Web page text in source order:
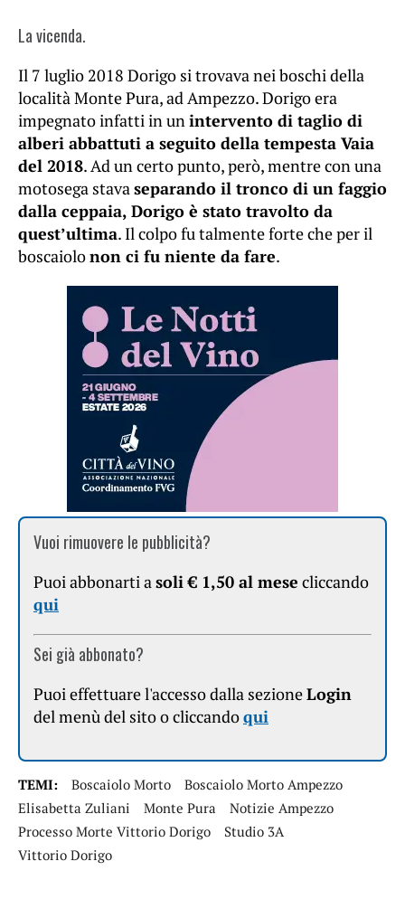
La vicenda.
Il 7 luglio 2018 Dorigo si trovava nei boschi della
località Monte Pura, ad Ampezzo. Dorigo era
impegnato infatti in unintervento di taglio di
alberi abbattuti a seguito della tempesta Vaia
del 2018. Ad un certo punto, però, mentre con una
motosega stavaseparando il tronco di un faggio
dalla ceppaia, Dorigo è stato travolto da
quest’ultima. Il colpo fu talmente forte che per il
boscaiolonon ci fu niente da fare.
Vuoi rimuovere le pubblicità?
Puoi abbonarti asoli € 1,50 al mese cliccando
qui
Sei già abbonato?
Puoi effettuare l'accesso dalla sezioneLogin
del menù del sito o cliccandoqui
TEMI: Boscaiolo Morto
Boscaiolo Morto Ampezzo
Elisabetta Zuliani
Monte Pura
Notizie Ampezzo
Processo Morte Vittorio Dorigo
Studio 3A
Vittorio Dorigo